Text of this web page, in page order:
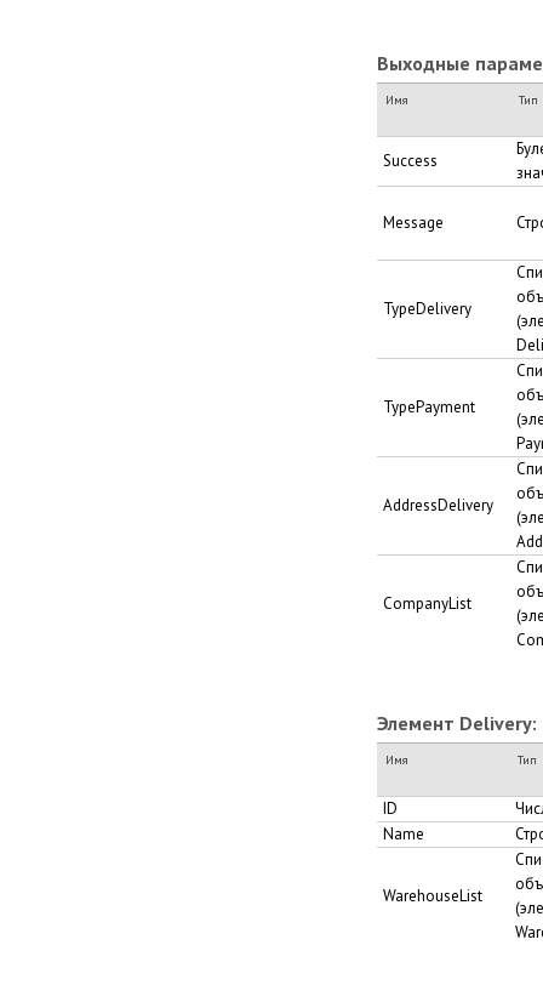
Выходные
Имя Тип
Success
Message
TypeDelivery
TypePayment
AddressDelivery
CompanyList
Элемент Delivery:
Имя Тип
ID
Name
WarehouseList